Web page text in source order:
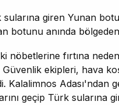
sularına giren Yunan
botunu anında bölgeden
nöbetlerine fırtına
ekipleri, hava
Kalalimnos Adası'ndan
geçip Türk sularına